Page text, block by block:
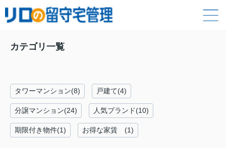
カテゴリ一覧
タワーマンション(8) 戸建て(4)
分譲マンション(24) 人気ブランド(10)
期限付き物件(1) お得な家賃 (1)